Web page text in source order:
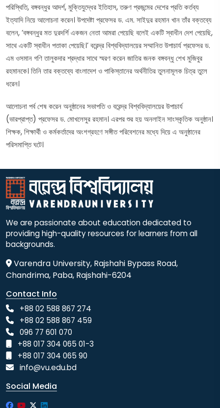
পরিস্থিতি, বঙ্গবন্ধুর আদর্শ, মুক্তিযুদ্ধের ইতিহাস, তরুণ প্রজন্মের দেশের প্রতি কর্তব্য
ইত্যাদি নিয়ে আলোচনা করেন। উপদেষ্টা প্রফেসর ড. এম. সাইদুর রহমান খান তাঁর বক্তব্যে
বলেন, ‘বঙ্গবন্ধুর মত দুরদর্শি একজন নেতা আমরা পেয়েছি বলেই একটি স্বাধীন দেশ পেয়েছি,
সাথে একটি স্বাধীন পতাকা পেয়েছি।’ বরেন্দ্র বিশ্ববিদ্যালয়ের সম্মানিত উপাচার্য প্রফেসর ড.
এম ওসমান গণি তালুকদার শ্রদ্ধার সাথে স্মরণ করেন জাতির জনক বঙ্গবন্ধু শেখ মুজিবুর
রহমানকে। তিনি তার বক্তব্যে বাংলাদেশ ও পাকিস্তানের অর্থনীতির তুলনামূলক চিত্র তুলে
ধরেন।
আলোচনা পর্ব শেষ করেন অনুষ্ঠানের সভাপতি ও বরেন্দ্র বিশ্ববিদ্যালয়ের উপাচার্য
(ভারপ্রাপ্ত) প্রফেসর ড. মোখলেসুর রহমান। এরপর শুর হয় অনলাইন সাংস্কৃতিক অনুষ্ঠান।
শিক্ষক, শিক্ষার্থী ও কর্মকর্তাদের অংশগ্রহণে সঙ্গীত পরিবেশনের মধ্যে দিয়ে এ অনুষ্ঠানের
পরিসমাপ্তি ঘটে।
We are passionate about education dedicated to
providing high-quality resources for learners from all
backgrounds.
Varendra University, Rajshahi Bypass Road,
Chandrima, Paba, Rajshahi-6204
Contact Info
+88 02 588 867 274
+88 02 588 867 459
096 77 601 070
+88 017 304 065 01-3
+88 017 304 065 90
info@vu.edu.bd
Social Media